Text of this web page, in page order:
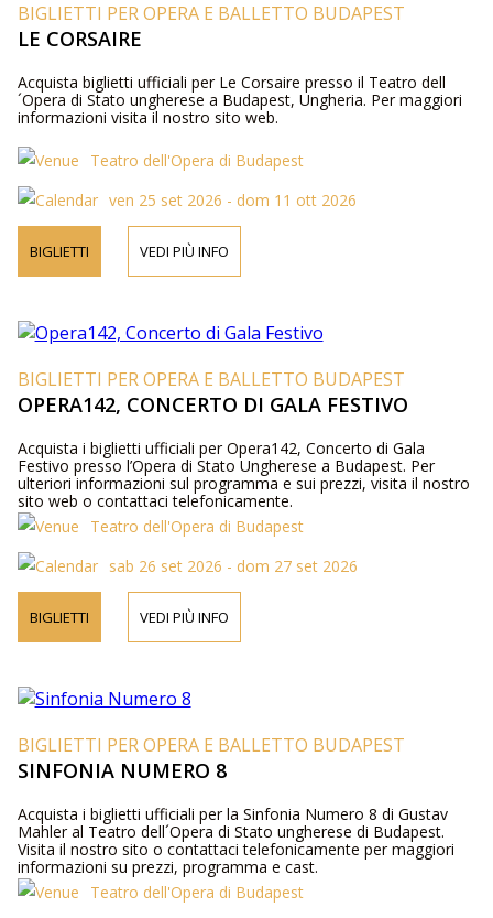
BIGLIETTI PER OPERA E BALLETTO BUDAPEST
LE CORSAIRE
Acquista biglietti ufficiali per Le Corsaire presso il Teatro dell
´Opera di Stato ungherese a Budapest, Ungheria. Per maggiori
informazioni visita il nostro sito web.
Teatro dell'Opera di Budapest
ven 25 set 2026 - dom 11 ott 2026
BIGLIETTI VEDI PIÙ INFO
BIGLIETTI PER OPERA E BALLETTO BUDAPEST
OPERA142, CONCERTO DI GALA FESTIVO
Acquista i biglietti ufficiali per Opera142, Concerto di Gala
Festivo presso l’Opera di Stato Ungherese a Budapest. Per
ulteriori informazioni sul programma e sui prezzi, visita il nostro
sito web o contattaci telefonicamente.
Teatro dell'Opera di Budapest
sab 26 set 2026 - dom 27 set 2026
BIGLIETTI VEDI PIÙ INFO
BIGLIETTI PER OPERA E BALLETTO BUDAPEST
SINFONIA NUMERO 8
Acquista i biglietti ufficiali per la Sinfonia Numero 8 di Gustav
Mahler al Teatro dell´Opera di Stato ungherese di Budapest.
Visita il nostro sito o contattaci telefonicamente per maggiori
informazioni su prezzi, programma e cast.
Teatro dell'Opera di Budapest